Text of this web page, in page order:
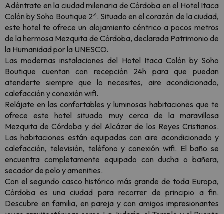
Adéntrate en la ciudad milenaria de Córdoba en el Hotel Itaca
Colón by Soho Boutique 2*. Situado en el corazón de la ciudad,
este hotel te ofrece un alojamiento céntrico a pocos metros
de la hermosa Mezquita de Córdoba, declarada Patrimonio de
la Humanidad por la UNESCO.
Las modernas instalaciones del Hotel Itaca Colón by Soho
Boutique cuentan con recepción 24h para que puedan
atenderte siempre que lo necesites, aire acondicionado,
calefacción y conexión wifi.
Relájate en las confortables y luminosas habitaciones que te
ofrece este hotel situado muy cerca de la maravillosa
Mezquita de Córdoba y del Alcázar de los Reyes Cristianos.
Las habitaciones están equipadas con aire acondicionado y
calefacción, televisión, teléfono y conexión wifi. El baño se
encuentra completamente equipado con ducha o bañera,
secador de pelo y amenities.
Con el segundo casco histórico más grande de toda Europa,
Córdoba es una ciudad para recorrer de principio a fin.
Descubre en familia, en pareja y con amigos impresionantes